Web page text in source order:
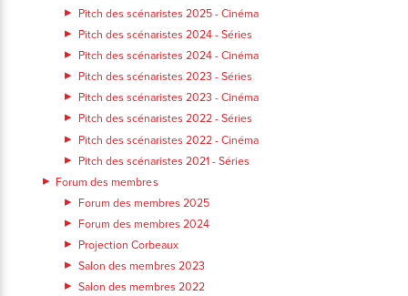
Pitch des scénaristes 2025 - Cinéma
Pitch des scénaristes 2024 - Séries
Pitch des scénaristes 2024 - Cinéma
Pitch des scénaristes 2023 - Séries
Pitch des scénaristes 2023 - Cinéma
Pitch des scénaristes 2022 - Séries
Pitch des scénaristes 2022 - Cinéma
Pitch des scénaristes 2021 - Séries
Forum des membres
Forum des membres 2025
Forum des membres 2024
Projection Corbeaux
Salon des membres 2023
Salon des membres 2022